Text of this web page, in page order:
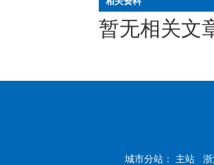
暂无相关文
城市分站： 主站